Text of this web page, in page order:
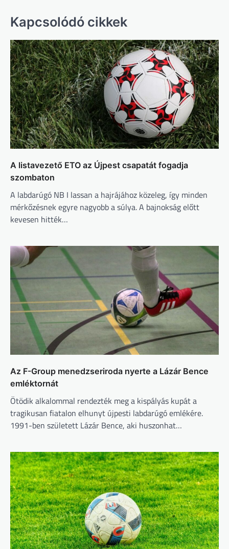
Kapcsolódó cikkek
A listavezető ETO az Újpest csapatát fogadja
szombaton
A labdarúgó NB I lassan a hajrájához közeleg, így minden
mérkőzésnek egyre nagyobb a súlya. A bajnokság előtt
kevesen hitték…
Az F-Group menedzseriroda nyerte a Lázár Bence
emléktornát
Ötödik alkalommal rendezték meg a kispályás kupát a
tragikusan fiatalon elhunyt újpesti labdarúgó emlékére.
1991-ben született Lázár Bence, aki huszonhat…